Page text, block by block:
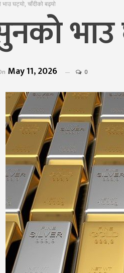
घट्यो, चाँदीको बढ्यो
भाउ
May 11, 2026 0